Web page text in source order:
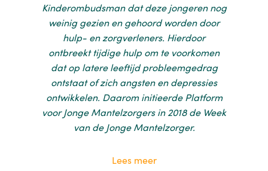
Kinderombudsman dat deze jongeren nog
weinig gezien en gehoord worden door
hulp- en zorgverleners. Hierdoor
ontbreekt tijdige hulp om te voorkomen
dat op latere leeftijd probleemgedrag
ontstaat of zich angsten en depressies
ontwikkelen. Daarom initieerde Platform
voor Jonge Mantelzorgers in 2018 de Week
van de Jonge Mantelzorger.
Lees meer